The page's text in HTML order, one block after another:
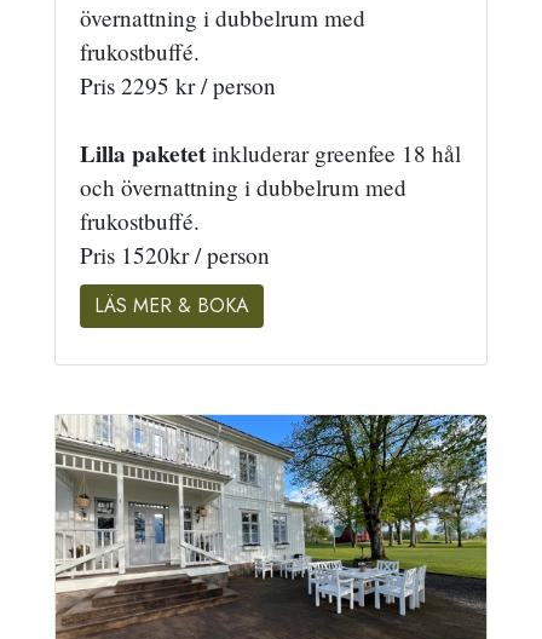
övernattning i dubbelrum med
frukostbuffé.
Pris 2295 kr / person
Lilla paketet inkluderar greenfee 18 hål
och övernattning i dubbelrum med
frukostbuffé.
Pris 1520kr / person
LÄS MER & BOKA